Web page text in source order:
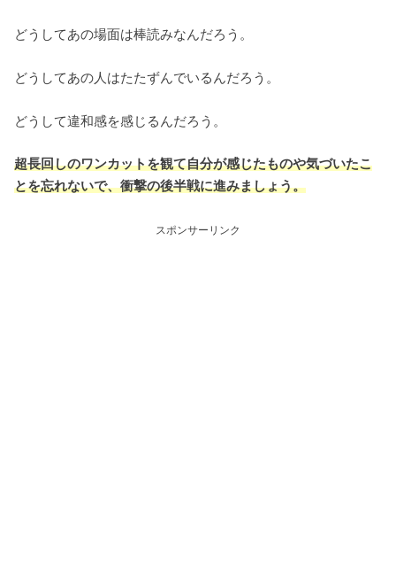
どうしてあの場面は棒読みなんだろう。
どうしてあの人はたたずんでいるんだろう。
どうして違和感を感じるんだろう。
超長回しのワンカットを観て自分が感じたものや気づいたこ
とを忘れないで、衝撃の後半戦に進みましょう。
スポンサーリンク